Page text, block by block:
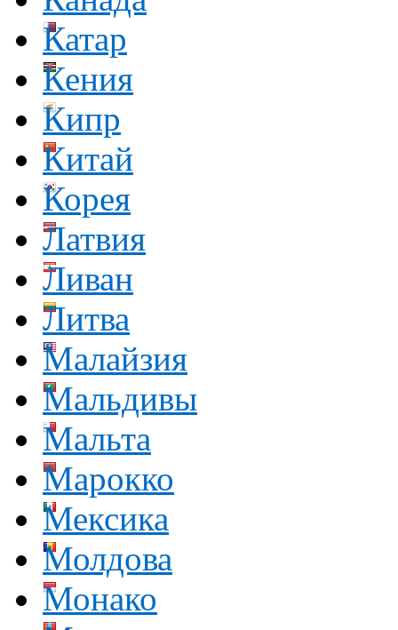
Катар
Кения
Кипр
Китай
Корея
Латвия
Ливан
Литва
Малайзия
Мальдивы
Мальта
Марокко
Мексика
Молдова
Монако